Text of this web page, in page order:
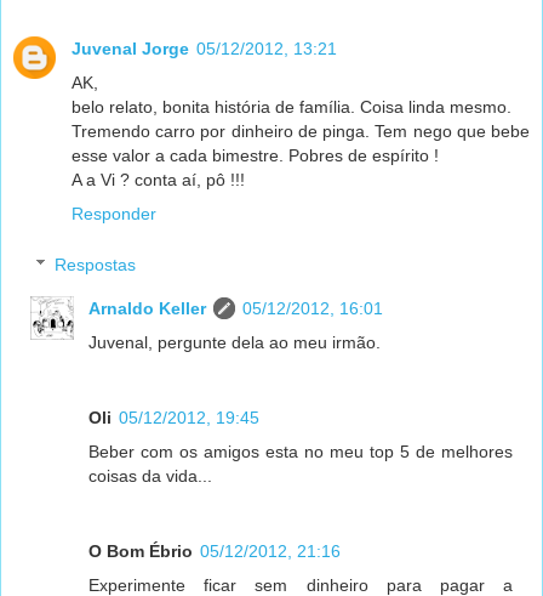
Juvenal Jorge 05/12/2012, 13:21
AK,
belo relato, bonita história de família. Coisa linda mesmo.
Tremendo carro por dinheiro de pinga. Tem nego que bebe
esse valor a cada bimestre. Pobres de espírito !
A a Vi ? conta aí, pô !!!
Responder
Respostas
Arnaldo Keller
05/12/2012, 16:01
Juvenal, pergunte dela ao meu irmão.
Oli 05/12/2012, 19:45
Beber com os amigos esta no meu top 5 de melhores
coisas da vida...
O Bom Ébrio 05/12/2012, 21:16
Experimente ficar sem dinheiro para pagar a